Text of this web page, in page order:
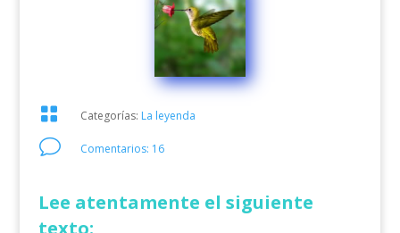
 Categorías: La leyenda
v Comentarios: 16
Lee atentamente el siguiente
texto: